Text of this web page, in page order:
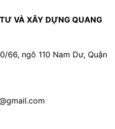
VÀ XÂY DỰNG QUANG
66, ngõ 110 Nam Dư, Quận